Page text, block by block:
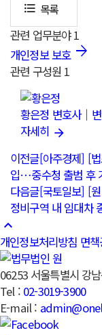
format_list_bulleted 목록
관련 업무분야 1
개인정보 보호
관련 구성원 1
황은정 변호사｜
자세히
이전글[아주경제] [
입…중수청 출범 후
다음글[국토일보] [
정비구역 내 임대차
keyboard_arrow_up
개인정보처리방침 면
06253 서울특별시 강
Tel : 02-3019-3900
E-mail :